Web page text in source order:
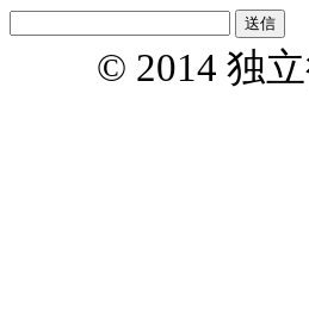
© 2014 独